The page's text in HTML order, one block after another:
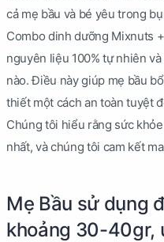
cả mẹ bầu và bé yêu trong
Combo dinh dưỡng Mixnuts
nguyên liệu 100% tự nhiên
nào. Điều này giúp mẹ bầu
thiết một cách an toàn tuyệt
Chúng tôi hiểu rằng sức
nhất, và chúng tôi cam kết
Mẹ Bầu sử dụng
khoảng 30-40gr,